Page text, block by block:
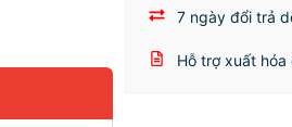
7 ngày đổi trả
Hỗ trợ xuất hóa